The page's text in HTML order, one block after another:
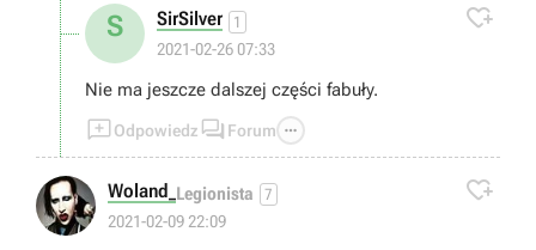
S SirSilver 1
2021-02-26 07:33

Nie ma jeszcze dalszej części fabuły.
Odpowiedz  Forum 
Woland_ Legionista 7
2021-02-09 22:09
